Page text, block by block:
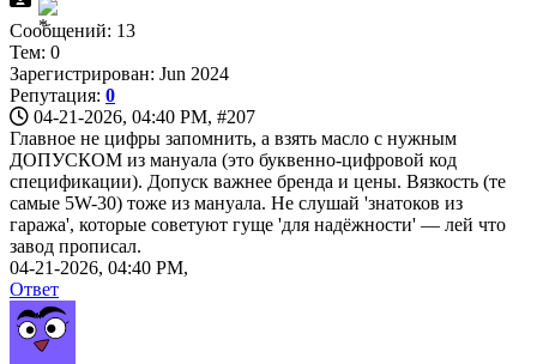
Сообщений: 13
Тем: 0
Зарегистрирован: Jun 2024
Репутация: 0
04-21-2026, 04:40 PM, #207
Главное не цифры запомнить, а взять масло с нужным
ДОПУСКОМ из мануала (это буквенно-цифровой код
спецификации). Допуск важнее бренда и цены. Вязкость (те
самые 5W-30) тоже из мануала. Не слушай 'знатоков из
гаража', которые советуют гуще 'для надёжности' — лей что
завод прописал.
04-21-2026, 04:40 PM,
Ответ